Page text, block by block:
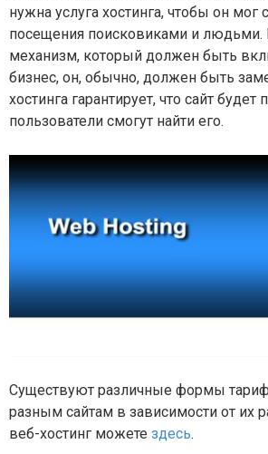
нужна услуга хостинга, чтобы он
посещения поисковиками и людьми.
механизм, который должен быть
бизнес, он, обычно, должен быть
хостинга гарантирует, что сайт
пользователи смогут найти его.
Существуют различные формы
разным сайтам в зависимости от их
веб-хостинг можете здесь.